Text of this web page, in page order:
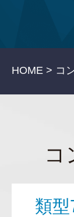
HOME > コ
コ
類